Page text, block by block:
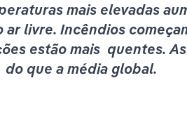
mais elevadas
livre. Incêndios
estão mais  quentes.
do que a média global.